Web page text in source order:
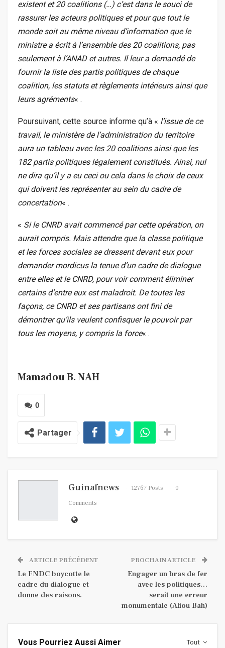
existent et 20 coalitions (…) c’est dans le souci de
rassurer les acteurs politiques et pour que tout le
monde soit au même niveau d’information que le
ministre a écrit à l’ensemble des 20 coalitions, pas
seulement à l’ANAD et autres. Il leur a demandé de
fournir la liste des partis politiques de chaque
coalition, les statuts et règlements intérieurs ainsi que
leurs agréments« .
Poursuivant, cette source informe qu’à « l’issue de ce
travail, le ministère de l’administration du territoire
aura un tableau avec les 20 coalitions ainsi que les
182 partis politiques légalement constitués. Ainsi, nul
ne dira qu’il y a eu ceci ou cela dans le choix de ceux
qui doivent les représenter au sein du cadre de
concertation« .
« Si le CNRD avait commencé par cette opération, on
aurait compris. Mais attendre que la classe politique
et les forces sociales se dressent devant eux pour
demander mordicus la tenue d’un cadre de dialogue
entre elles et le CNRD, pour voir comment éliminer
certains d’entre eux est maladroit. De toutes les
façons, ce CNRD et ses partisans ont fini de
démontrer qu’ils veulent confisquer le pouvoir par
tous les moyens, y compris la force« .
Mamadou B. NAH
0
Partager
Guinafnews 12767 Posts
0
Comments
ARTICLE PRÉCÉDENT
Le FNDC boycotte le
cadre du dialogue et
donne des raisons.
PROCHAIN ARTICLE
Engager un bras de fer
avec les politiques…
serait une erreur
monumentale (Aliou Bah)
Tout
Vous Pourriez Aussi Aimer